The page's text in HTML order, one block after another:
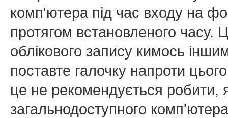
комп'ютера під час входу на
протягом встановленого часу.
облікового запису кимось
поставте галочку напроти
це не рекомендується
загальнодоступного